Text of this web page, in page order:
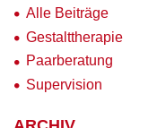
Alle Beiträge
Gestalttherapie
Paarberatung
Supervision